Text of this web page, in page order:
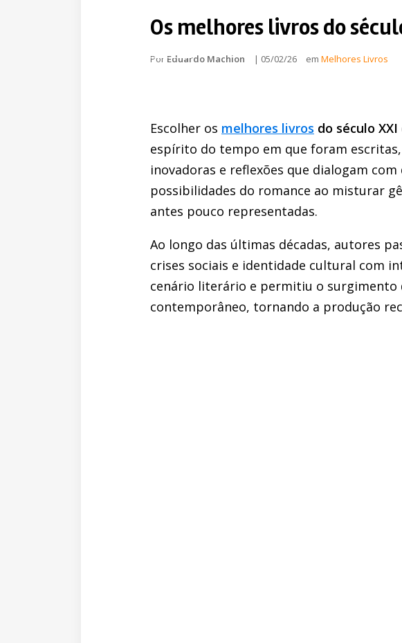
Os melhores livros do
Por Eduardo Machion | 05/02/26 em Melhores Livros
Escolher os melhores livros do século XXI
espírito do tempo em que foram
inovadoras e reflexões que dialogam
possibilidades do romance ao misturar
antes pouco representadas.
Ao longo das últimas décadas, autores
crises sociais e identidade cultural com
cenário literário e permitiu o
contemporâneo, tornando a produção